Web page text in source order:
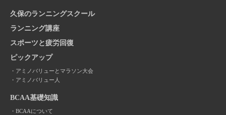
久保のランニングスクール
ランニング講座
スポーツと疲労回復
ピックアップ
アミノバリューとマラソン大会
アミノバリュー人
BCAA基礎知識
BCAAについて